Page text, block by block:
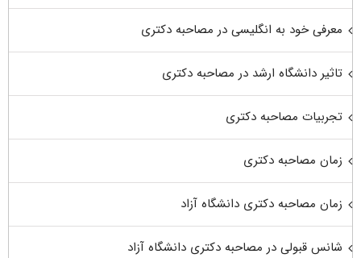
معرفی خود به انگلیسی در مصاحبه دکتری
تاثیر دانشگاه ارشد در مصاحبه دکتری
تجربیات مصاحبه دکتری
زمان مصاحبه دکتری
زمان مصاحبه دکتری دانشگاه آزاد
شانس قبولی در مصاحبه دکتری دانشگاه آزاد